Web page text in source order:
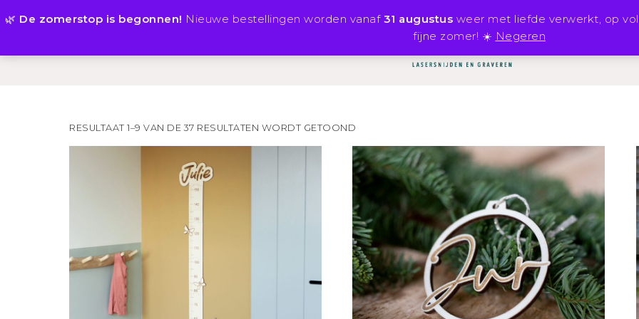
🌿 De zomerstop is begonnen! Nieuwe bestellingen worden vanaf 31 augustus weer met liefde verwerkt, op
fijne zomer! ☀️ Negeren
RESULTAAT 1–9 VAN DE 37 RESULTATEN WORDT GETOOND